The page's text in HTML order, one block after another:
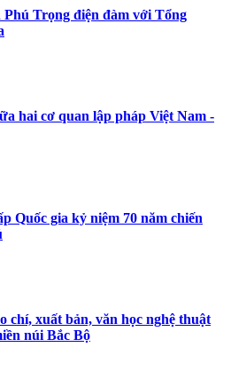
Trọng điện đàm với Tổng
hai cơ quan lập pháp Việt Nam -
Quốc gia kỷ niệm 70 năm chiến
chí, xuất bản, văn học nghệ thuật
núi Bắc Bộ